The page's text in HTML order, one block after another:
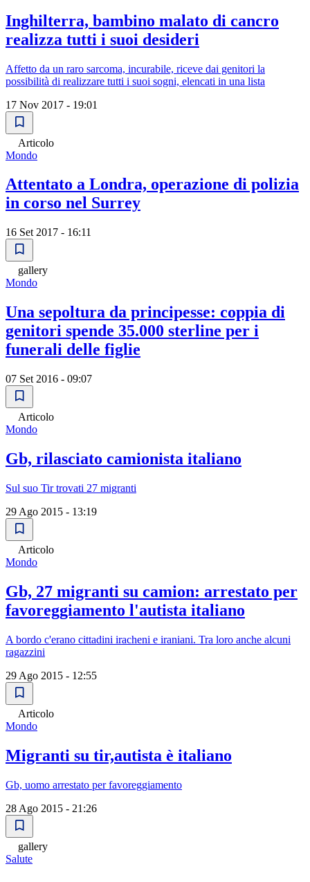
Inghilterra, bambino malato di cancro
realizza tutti i suoi desideri
Affetto da un raro sarcoma, incurabile, riceve dai genitori la
possibilità di realizzare tutti i suoi sogni, elencati in una lista
17 Nov 2017 - 19:01
Articolo
Mondo
Attentato a Londra, operazione di polizia
in corso nel Surrey
16 Set 2017 - 16:11
gallery
Mondo
Una sepoltura da principesse: coppia di
genitori spende 35.000 sterline per i
funerali delle figlie
07 Set 2016 - 09:07
Articolo
Mondo
Gb, rilasciato camionista italiano
Sul suo Tir trovati 27 migranti
29 Ago 2015 - 13:19
Articolo
Mondo
Gb, 27 migranti su camion: arrestato per
favoreggiamento l'autista italiano
A bordo c'erano cittadini iracheni e iraniani. Tra loro anche alcuni
ragazzini
29 Ago 2015 - 12:55
Articolo
Mondo
Migranti su tir,autista è italiano
Gb, uomo arrestato per favoreggiamento
28 Ago 2015 - 21:26
gallery
Salute